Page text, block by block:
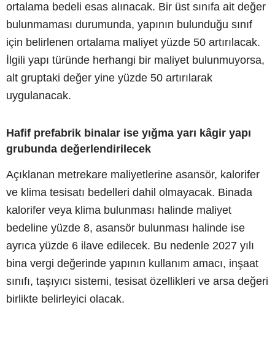
ortalama bedeli esas alınacak. Bir üst sınıfa ait değer
bulunmaması durumunda, yapının bulunduğu sınıf
için belirlenen ortalama maliyet yüzde 50 artırılacak.
İlgili yapı türünde herhangi bir maliyet bulunmuyorsa,
alt gruptaki değer yine yüzde 50 artırılarak
uygulanacak.
Hafif prefabrik binalar ise yığma yarı kâgir yapı
grubunda değerlendirilecek
Açıklanan metrekare maliyetlerine asansör, kalorifer
ve klima tesisatı bedelleri dahil olmayacak. Binada
kalorifer veya klima bulunması halinde maliyet
bedeline yüzde 8, asansör bulunması halinde ise
ayrıca yüzde 6 ilave edilecek. Bu nedenle 2027 yılı
bina vergi değerinde yapının kullanım amacı, inşaat
sınıfı, taşıyıcı sistemi, tesisat özellikleri ve arsa değeri
birlikte belirleyici olacak.